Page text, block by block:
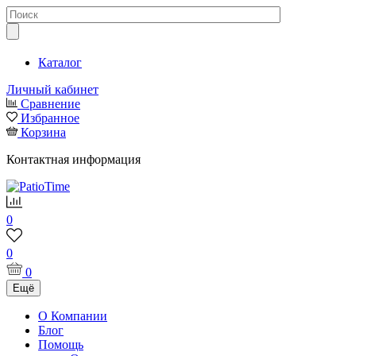
Каталог
Личный кабинет
Сравнение
Избранное
Корзина
Контактная информация
0
0
0
Ещё
О Компании
Блог
Помощь